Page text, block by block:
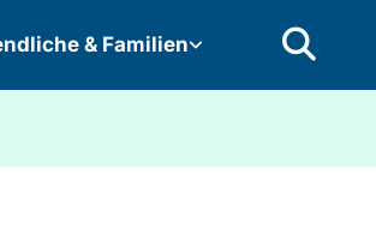
& Familien